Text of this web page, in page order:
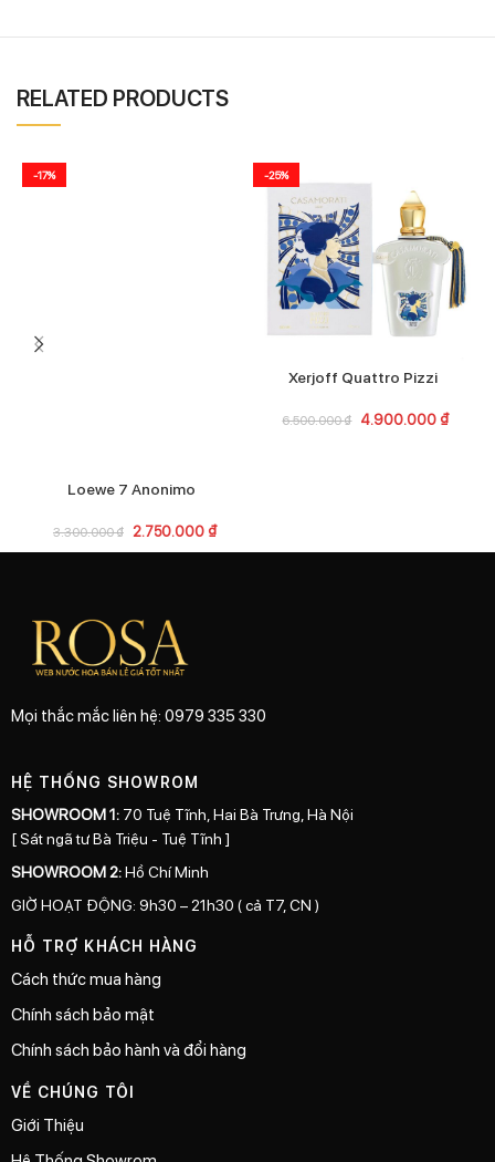
RELATED PRODUCTS
-17%
Loewe 7 Anonimo
3.300.000₫ 2.750.000 ₫
-25%
Xerjoff Quattro Pizzi
6.500.000₫ 4.900.000 ₫
Mọi thắc mắc liên hệ: 0979 335 330
HỆ THỐNG SHOWROM
SHOWROOM 1: 70 Tuệ Tĩnh, Hai Bà Trưng, Hà Nội
[ Sát ngã tư Bà Triệu - Tuệ Tĩnh ]
SHOWROOM 2:Hồ Chí Minh
GIỜ HOẠT ĐỘNG: 9h30 – 21h30 ( cả T7, CN )
HỖ TRỢ KHÁCH HÀNG
Cách thức mua hàng
Chính sách bảo mật
Chính sách bảo hành và đổi hàng
VỀ CHÚNG TÔI
Giới Thiệu